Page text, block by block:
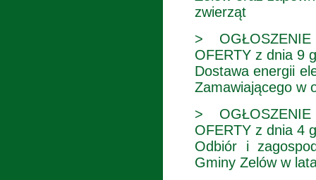
zwierząt
>
OFERTY z dnia 9
Dostawa energii
Zamawiającego w
>
OFERTY z dnia 4
Odbiór i
Gminy Zelów w